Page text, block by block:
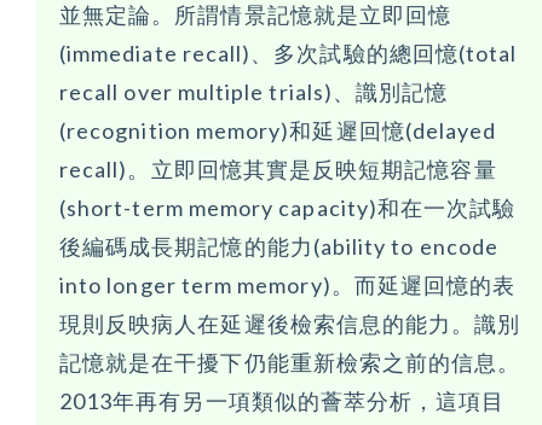
並無定論。所謂情景記憶就是立即回憶
(immediate recall)、多次試驗的總回憶(total
recall over multiple trials)、識別記憶
(recognition memory)和延遲回憶(delayed
recall)。立即回憶其實是反映短期記憶容量
(short-term memory capacity)和在一次試驗
後編碼成長期記憶的能力(ability to encode
into longer term memory)。而延遲回憶的表
現則反映病人在延遲後檢索信息的能力。識別
記憶就是在干擾下仍能重新檢索之前的信息。
2013年再有另一項類似的薈萃分析，這項目